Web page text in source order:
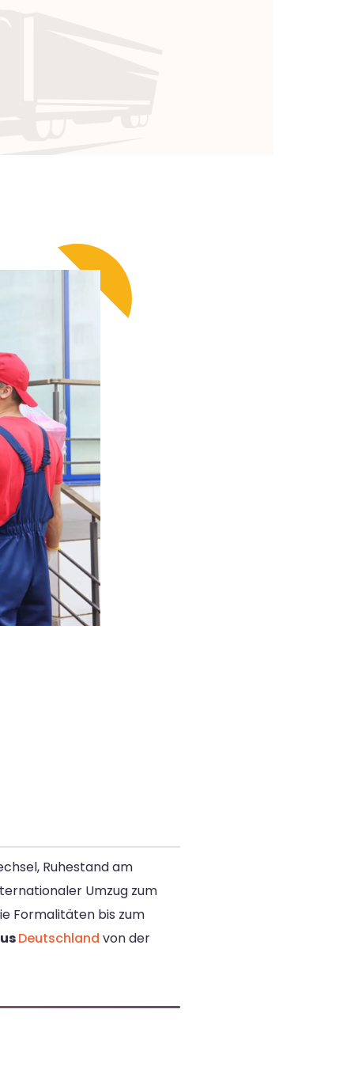
Ruhestand am
Umzug zum
Formalitäten bis zum
Deutschland von der